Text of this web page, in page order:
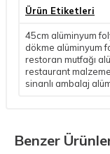
Ürün Etiketleri
45cm alüminyum
dökme alüminyum
restoran mutfağı
restaurant
sinanlı ambalaj
Benzer